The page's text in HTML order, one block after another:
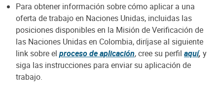
Para obtener información sobre cómo aplicar a una
oferta de trabajo en Naciones Unidas, incluidas las
posiciones disponibles en la Misión de Verificación de
las Naciones Unidas en Colombia, diríjase al siguiente
link sobre el proceso de aplicación, cree su perfil aquí, y
siga las instrucciones para enviar su aplicación de
trabajo.